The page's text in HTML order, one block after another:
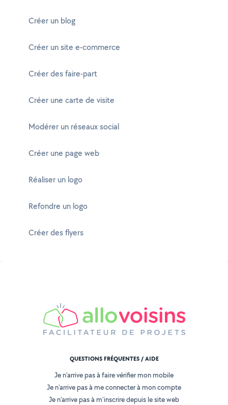
Créer un blog
Créer un site e-commerce
Créer des faire-part
Créer une carte de visite
Modérer un réseaux social
Créer une page web
Réaliser un logo
Refondre un logo
Créer des flyers
QUESTIONS FRÉQUENTES / AIDE
Je n'arrive pas à faire vérifier mon mobile
Je n'arrive pas à me connecter à mon compte
Je n'arrive pas à m'inscrire depuis le site web